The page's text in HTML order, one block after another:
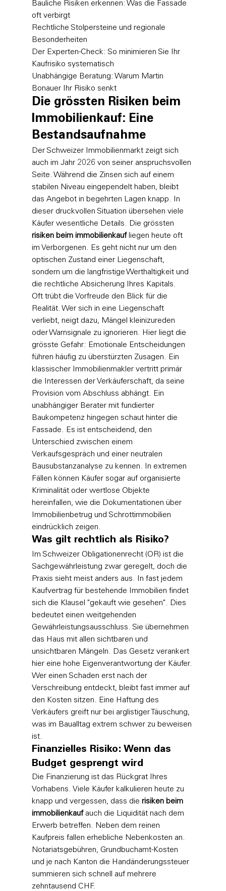
Bauliche Risiken erkennen: Was die Fassade
oft verbirgt
Rechtliche Stolpersteine und regionale
Besonderheiten
Der Experten-Check: So minimieren Sie Ihr
Kaufrisiko systematisch
Unabhängige Beratung: Warum Martin
Bonauer Ihr Risiko senkt
Die grössten Risiken beim
Immobilienkauf: Eine
Bestandsaufnahme
Der Schweizer Immobilienmarkt zeigt sich
auch im Jahr 2026 von seiner anspruchsvollen
Seite. Während die Zinsen sich auf einem
stabilen Niveau eingependelt haben, bleibt
das Angebot in begehrten Lagen knapp. In
dieser druckvollen Situation übersehen viele
Käufer wesentliche Details. Die grössten
risiken beim immobilienkauf liegen heute oft
im Verborgenen. Es geht nicht nur um den
optischen Zustand einer Liegenschaft,
sondern um die langfristige Werthaltigkeit und
die rechtliche Absicherung Ihres Kapitals.
Oft trübt die Vorfreude den Blick für die
Realität. Wer sich in eine Liegenschaft
verliebt, neigt dazu, Mängel kleinizureden
oder Warnsignale zu ignorieren. Hier liegt die
grösste Gefahr: Emotionale Entscheidungen
führen häufig zu überstürzten Zusagen. Ein
klassischer Immobilienmakler vertritt primär
die Interessen der Verkäuferschaft, da seine
Provision vom Abschluss abhängt. Ein
unabhängiger Berater mit fundierter
Baukompetenz hingegen schaut hinter die
Fassade. Es ist entscheidend, den
Unterschied zwischen einem
Verkaufsgespräch und einer neutralen
Bausubstanzanalyse zu kennen. In extremen
Fällen können Käufer sogar auf organisierte
Kriminalität oder wertlose Objekte
hereinfallen, wie die Dokumentationen über
Immobilienbetrug und Schrottimmobilien
eindrücklich zeigen.
Was gilt rechtlich als Risiko?
Im Schweizer Obligationenrecht (OR) ist die
Sachgewährleistung zwar geregelt, doch die
Praxis sieht meist anders aus. In fast jedem
Kaufvertrag für bestehende Immobilien findet
sich die Klausel "gekauft wie gesehen". Dies
bedeutet einen weitgehenden
Gewährleistungsausschluss. Sie übernehmen
das Haus mit allen sichtbaren und
unsichtbaren Mängeln. Das Gesetz verankert
hier eine hohe Eigenverantwortung der Käufer.
Wer einen Schaden erst nach der
Verschreibung entdeckt, bleibt fast immer auf
den Kosten sitzen. Eine Haftung des
Verkäufers greift nur bei arglistiger Täuschung,
was im Baualltag extrem schwer zu beweisen
ist.
Finanzielles Risiko: Wenn das
Budget gesprengt wird
Die Finanzierung ist das Rückgrat Ihres
Vorhabens. Viele Käufer kalkulieren heute zu
knapp und vergessen, dass die risiken beim
immobilienkauf auch die Liquidität nach dem
Erwerb betreffen. Neben dem reinen
Kaufpreis fallen erhebliche Nebenkosten an.
Notariatsgebühren, Grundbuchamt-Kosten
und je nach Kanton die Handänderungssteuer
summieren sich schnell auf mehrere
zehntausend CHF.